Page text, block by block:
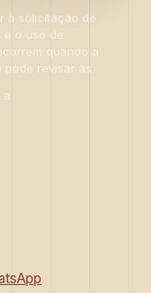
à solicitação de
e o uso de
quando a
pode revisar as
a